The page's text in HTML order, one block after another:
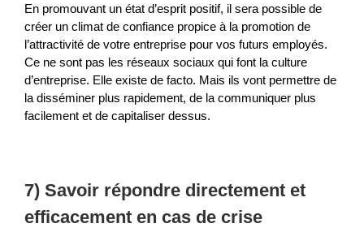
En promouvant un état d’esprit positif, il sera possible de
créer un climat de confiance propice à la promotion de
l’attractivité de votre entreprise pour vos futurs employés.
Ce ne sont pas les réseaux sociaux qui font la culture
d’entreprise. Elle existe de facto. Mais ils vont permettre de
la disséminer plus rapidement, de la communiquer plus
facilement et de capitaliser dessus.
7) Savoir répondre directement et
efficacement en cas de crise